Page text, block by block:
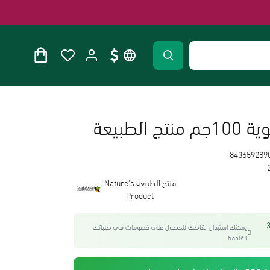
منتج الطبيعة Nature's
Product
على 30
يمكنك استبدال نقاطك للحصول على خصومات في طلباتك
القادمة